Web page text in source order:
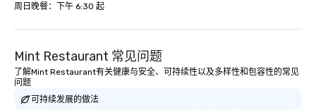
specialty! Our trivia events are an
easy (and “non-cringey”) way for
especially those, for virtual events, at
different locations! These quick
collaborative environment and boost
周日晚餐：下午 6:30 起
Mint Restaurant 常见问题
了解Mint Restaurant有关健康与安全、可持续性以及多样性和包容性的常见
问题
可持续发展的做法